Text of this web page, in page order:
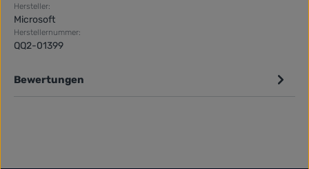
Hersteller:
Microsoft
Herstellernummer:
QQ2-01399
Bewertungen